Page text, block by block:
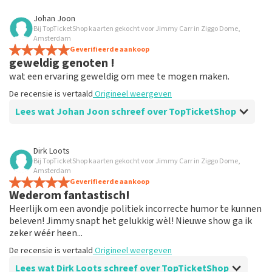
Beoordeling van Angela Romijn-Penney over
Great
Great
De recensie is vertaaldOrigineel weergeven
Johan Joon
Bij TopTicketShop kaarten gekocht voor Jimmy Carr in Ziggo Dome,
Amsterdam
Geverifieerde aankoop
geweldig genoten !
wat een ervaring geweldig om mee te mogen maken.
De recensie is vertaald Origineel weergeven
Lees wat Johan Joon schreef over TopTicketShop
Beoordeling van Johan Joon over
keurig
netjes geregeld aanrader
De recensie is vertaald Origineel weergeven
Dirk Loots
Bij TopTicketShop kaarten gekocht voor Jimmy Carr in Ziggo Dome,
Amsterdam
Geverifieerde aankoop
Wederom fantastisch!
Heerlijk om een avondje politiek incorrecte humor te kunnen
beleven! Jimmy snapt het gelukkig wèl! Nieuwe show ga ik
zeker wéér heen...
De recensie is vertaald Origineel weergeven
Lees wat Dirk Loots schreef over TopTicketShop